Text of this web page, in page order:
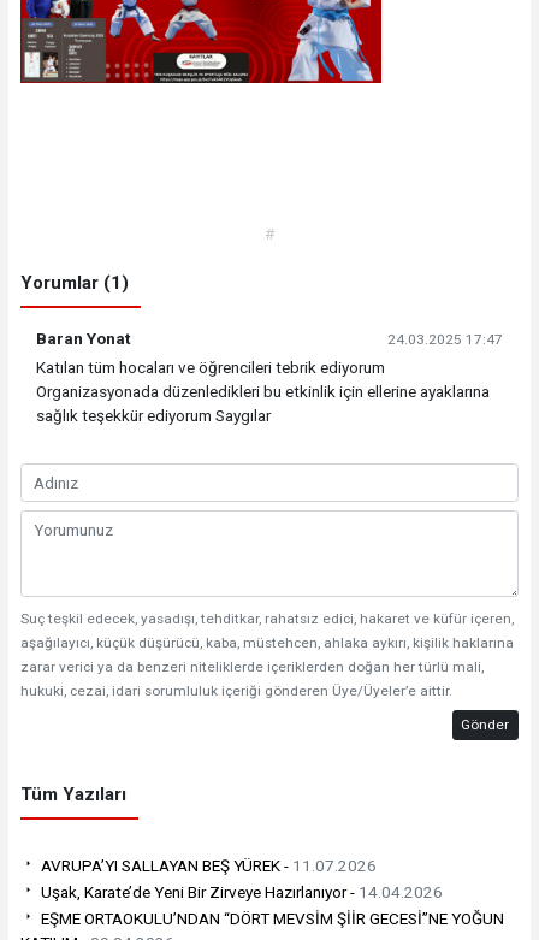
#
Yorumlar (1)
Baran Yonat 24.03.2025 17:47
Katılan tüm hocaları ve öğrencileri tebrik ediyorum
Organizasyonada düzenledikleri bu etkinlik için ellerine ayaklarına
sağlık teşekkür ediyorum Saygılar
Suç teşkil edecek, yasadışı, tehditkar, rahatsız edici, hakaret ve küfür içeren,
aşağılayıcı, küçük düşürücü, kaba, müstehcen, ahlaka aykırı, kişilik haklarına
zarar verici ya da benzeri niteliklerde içeriklerden doğan her türlü mali,
hukuki, cezai, idari sorumluluk içeriği gönderen Üye/Üyeler’e aittir.
Gönder
Tüm Yazıları
AVRUPA’YI SALLAYAN BEŞ YÜREK - 11.07.2026
Uşak, Karate’de Yeni Bir Zirveye Hazırlanıyor - 14.04.2026
EŞME ORTAOKULU’NDAN “DÖRT MEVSİM ŞİİR GECESİ”NE YOĞUN